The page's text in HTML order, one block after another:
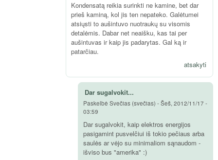
Kondensatą reikia surinkti ne kamine, bet dar
prieš kaminą, kol jis ten nepateko. Galėtumei
atsiųsti to aušintuvo nuotraukų su visomis
detalėmis. Dabar net neaišku, kas tai per
aušintuvas ir kaip jis padarytas. Gal ką ir
patarčiau.
atsakyti
Dar sugalvokit...
Paskelbė Svečias (svečias) -Šeš, 2012/11/17 -
03:59
Dar sugalvokit, kaip elektros energijos
pasigamint pusvelčiui iš tokio pečiaus arba
saulės ar vėjo su minimaliom sąnaudom -
išviso bus "amerika" :)